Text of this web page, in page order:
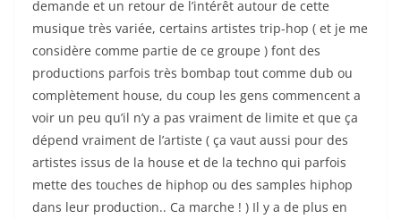
demande et un retour de l’intérêt autour de cette
musique très variée, certains artistes trip-hop ( et je me
considère comme partie de ce groupe ) font des
productions parfois très bombap tout comme dub ou
complètement house, du coup les gens commencent a
voir un peu qu’il n’y a pas vraiment de limite et que ça
dépend vraiment de l’artiste ( ça vaut aussi pour des
artistes issus de la house et de la techno qui parfois
mette des touches de hiphop ou des samples hiphop
dans leur production.. Ca marche ! ) Il y a de plus en